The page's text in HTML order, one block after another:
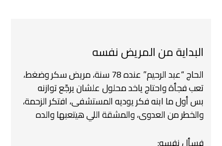
البداية من المريض نفسه
الحاج “عبد الرحيم” عنده 78 سنة، مريض سكر وضغط،
تعب فجأة واحتاج ياخد محلول علشان يرجّع توازنه
بس أول ما ابنه فكر يوديه المستشفى، افتكر الزحمة،
والخطر من العدوى، والمشقة اللي هيتعبها والده